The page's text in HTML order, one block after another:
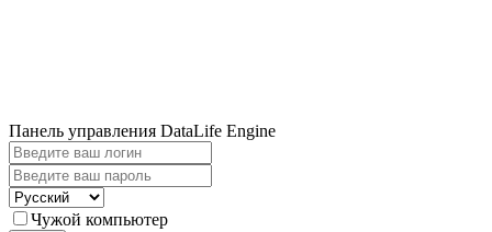
Панель управления DataLife Engine
Чужой компьютер